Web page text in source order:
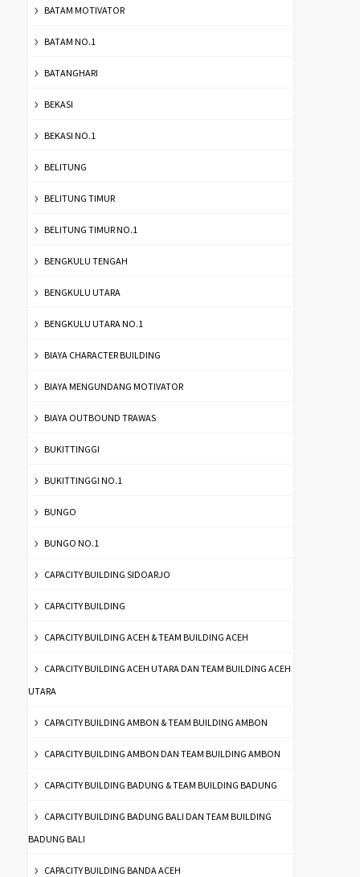
BATAM MOTIVATOR
BATAM NO.1
BATANGHARI
BEKASI
BEKASI NO.1
BELITUNG
BELITUNG TIMUR
BELITUNG TIMUR NO.1
BENGKULU TENGAH
BENGKULU UTARA
BENGKULU UTARA NO.1
BIAYA CHARACTER BUILDING
BIAYA MENGUNDANG MOTIVATOR
BIAYA OUTBOUND TRAWAS
BUKITTINGGI
BUKITTINGGI NO.1
BUNGO
BUNGO NO.1
CAPACITY BUILDING SIDOARJO
CAPACITY BUILDING
CAPACITY BUILDING ACEH & TEAM BUILDING ACEH
CAPACITY BUILDING ACEH UTARA DAN TEAM BUILDING ACEH
UTARA
CAPACITY BUILDING AMBON & TEAM BUILDING AMBON
CAPACITY BUILDING AMBON DAN TEAM BUILDING AMBON
CAPACITY BUILDING BADUNG & TEAM BUILDING BADUNG
CAPACITY BUILDING BADUNG BALI DAN TEAM BUILDING
BADUNG BALI
CAPACITY BUILDING BANDA ACEH